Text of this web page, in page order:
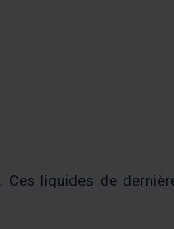
. Ces liquides de